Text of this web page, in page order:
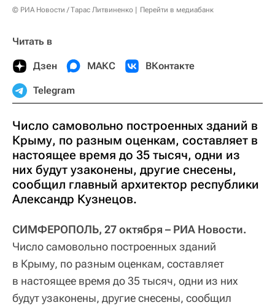
© РИА Новости / Тарас Литвиненко Перейти в медиабанк
Читать в
Дзен МАКС ВКонтакте
Telegram
Число самовольно построенных зданий в
Крыму, по разным оценкам, составляет в
настоящее время до 35 тысяч, одни из
них будут узаконены, другие снесены,
сообщил главный архитектор республики
Александр Кузнецов.
СИМФЕРОПОЛЬ, 27 октября – РИА Новости.
Число самовольно построенных зданий
в Крыму, по разным оценкам, составляет
в настоящее время до 35 тысяч, одни из них
будут узаконены, другие снесены, сообщил